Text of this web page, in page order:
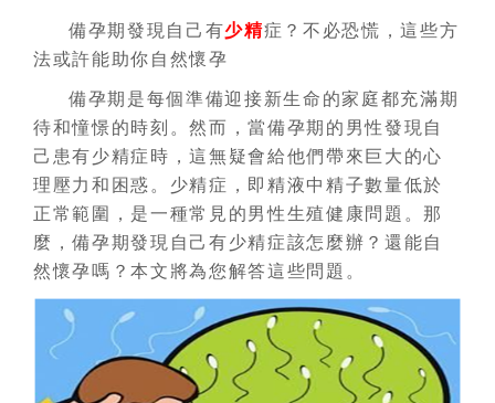
備孕期發現自己有少精症？不必恐慌，這些方
法或許能助你自然懷孕
備孕期是每個準備迎接新生命的家庭都充滿期
待和憧憬的時刻。然而，當備孕期的男性發現自
己患有少精症時，這無疑會給他們帶來巨大的心
理壓力和困惑。少精症，即精液中精子數量低於
正常範圍，是一種常見的男性生殖健康問題。那
麼，備孕期發現自己有少精症該怎麼辦？還能自
然懷孕嗎？本文將為您解答這些問題。